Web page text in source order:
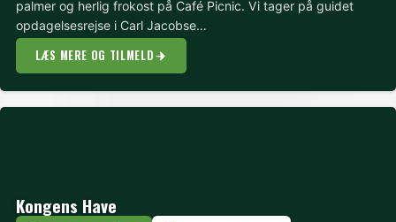
palmer og herlig frokost på Café Picnic. Vi tager på guidet
opdagelsesrejse i Carl Jacobse…
LÆS MERE OG TILMELD
Kongens Have